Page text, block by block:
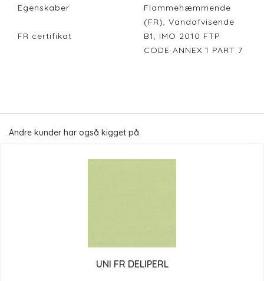
Egenskaber
Flammehæmmende
(FR), Vandafvisende
FR certifikat
B1, IMO 2010 FTP
CODE ANNEX 1 PART 7
Andre kunder har også kigget på
UNI FR DELIPERL